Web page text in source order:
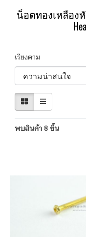
น็อตทองเหลืองหั
เรียงตาม
พบสินค้า 8 ชิ้น